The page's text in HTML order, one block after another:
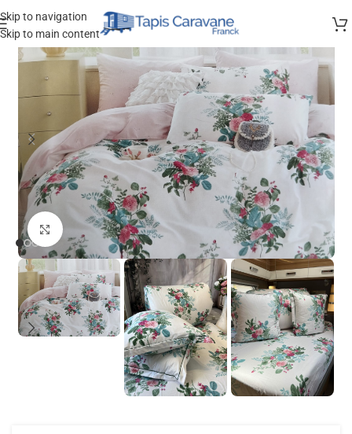
Skip to navigation
Skip to main content
Agrandir